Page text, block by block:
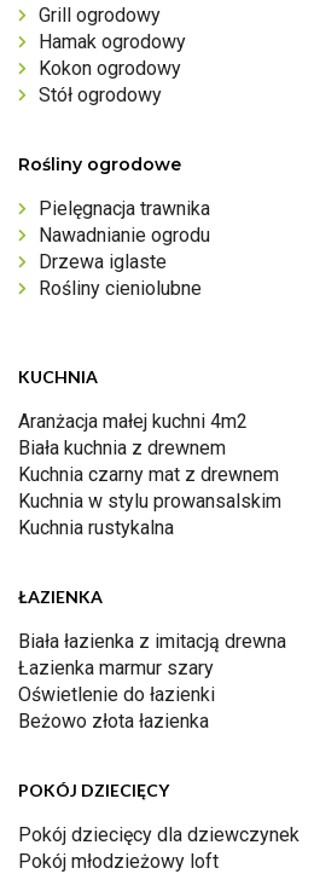
Grill ogrodowy
Hamak ogrodowy
Kokon ogrodowy
Stół ogrodowy
Rośliny ogrodowe
Pielęgnacja trawnika
Nawadnianie ogrodu
Drzewa iglaste
Rośliny cieniolubne
KUCHNIA
Aranżacja małej kuchni 4m2
Biała kuchnia z drewnem
Kuchnia czarny mat z drewnem
Kuchnia w stylu prowansalskim
Kuchnia rustykalna
ŁAZIENKA
Biała łazienka z imitacją drewna
Łazienka marmur szary
Oświetlenie do łazienki
Beżowo złota łazienka
POKÓJ DZIECIĘCY
Pokój dziecięcy dla dziewczynek
Pokój młodzieżowy loft